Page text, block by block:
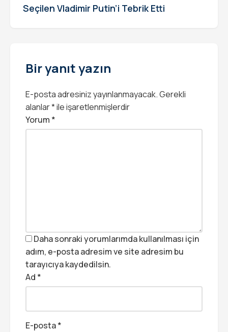
Seçilen Vladimir Putin’i Tebrik Etti
Bir yanıt yazın
E-posta adresiniz yayınlanmayacak.Gerekli
alanlar*ile işaretlenmişlerdir
Yorum *
Daha sonraki yorumlarımda kullanılması için
adım, e-posta adresim ve site adresim bu
tarayıcıya kaydedilsin.
Ad *
E-posta*